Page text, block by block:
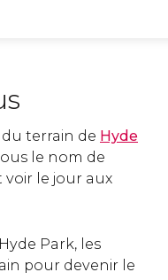
du terrain de Hyde
le nom de
le jour aux
Park, les
pour devenir le